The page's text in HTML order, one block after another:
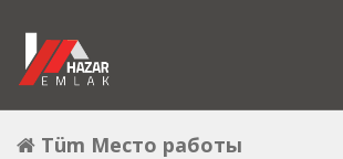
Tüm Место работы